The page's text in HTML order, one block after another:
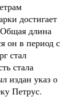
достигает
длина
он в период с
стал
стала
издан указ о
Петрус.